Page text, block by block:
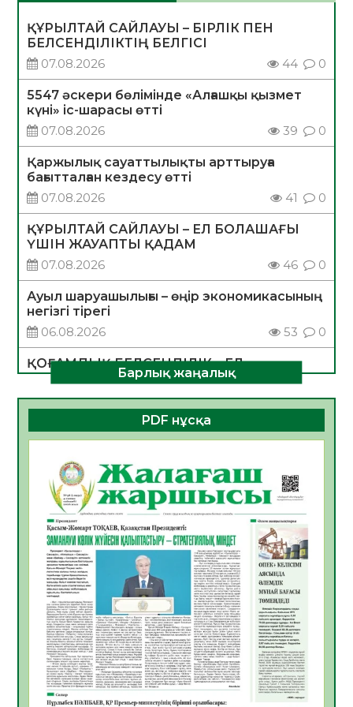
ҚҰРЫЛТАЙ САЙЛАУЫ – БІРЛІК ПЕН
БЕЛСЕНДІЛІКТІҢ БЕЛГІСІ
07.08.2026
44 0
5547 әскери бөлімінде «Алғашқы қызмет
күні» іс-шарасы өтті
07.08.2026
39 0
Қаржылық сауаттылықты арттыруға
бағытталған кездесу өтті
07.08.2026
41 0
ҚҰРЫЛТАЙ САЙЛАУЫ – ЕЛ БОЛАШАҒЫ
ҮШІН ЖАУАПТЫ ҚАДАМ
07.08.2026
46 0
Ауыл шаруашылығы – өңір экономикасының
негізгі тірегі
06.08.2026
53 0
ҚОҒАМДЫҚ БЕЛСЕНДІЛІК – ЕЛ
ДАМУЫНЫҢ НЕГІЗІ
06.08.2026
51 0
ҚҰРЫЛТАЙ САЙЛАУЫ – БОЛАШАҚҚА
БАСТАР ЖАУАПТЫ ТАҢДАУ
06.08.2026
Инфекциялық ауруларға қарсы иммундау
жұмыстарының тиімділігі
06.08.2026
55
Көкжөтел ауруы туралы
06.08.2026
53
АПВ вакцинасы туралы мәлімет
06.08.2026
52
Open Air: Қызылорда облысы полиция
департаменті 20 мыңнан астам
көрерменнің қауіпсіздігін қамтамасыз етті
Барлық жаңалық
PDF нұсқа